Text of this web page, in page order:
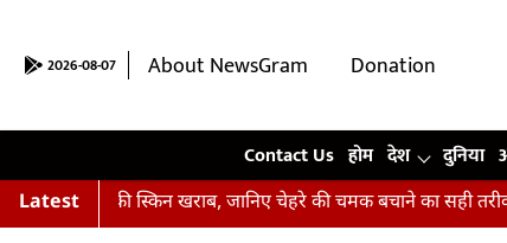
2026-08-07 About NewsGram
Donation
Contact Us होम देश दुनिया
Latest
स्किन खराब, जानिए चेहरे की चमक बचाने का सही तरीका